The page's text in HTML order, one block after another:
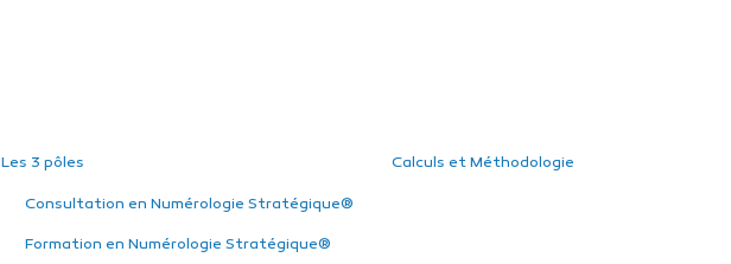
Les 3 pôles
Consultation en Numérologie Stratégique®
Formation en Numérologie Stratégique®
Calculs et Méthodologie